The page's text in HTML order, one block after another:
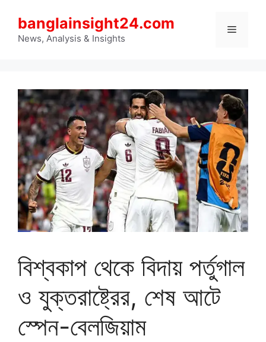
content
banglainsight24.com
News, Analysis & Insights
Menu
বিশ্বকাপ থেকে বিদায় পর্তুগাল
ও যুক্তরাষ্ট্রের, শেষ আটে
স্পেন-বেলজিয়াম